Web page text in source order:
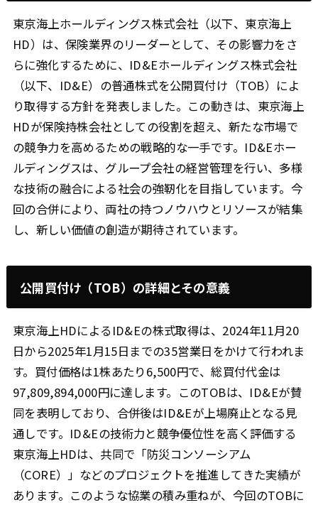
東京海上ホールディングス株式会社（以下、東京海上
HD）は、保険業界のリーダーとして、その影響力をさ
らに強化するために、ID&Eホールディングス株式会社
（以下、ID&E）の普通株式を公開買付け（TOB）によ
り取得する方針を発表しました。この動きは、東京海上
HDが保険持株会社としての役割を超え、新たな市場で
の競争力を高めるための戦略的な一手です。ID&Eホー
ルディングスは、グループ会社の経営管理を行い、多様
な技術の融合による社会の強靭化を目指しています。今
回の合併により、両社の持つノウハウとリソースが結集
し、新しい価値の創造が期待されています。
公開買付け（TOB）の詳細とその意義
東京海上HDによるID&Eの株式取得は、2024年11月20
日から2025年1月15日までの35営業日をかけて行われま
す。買付価格は1株あたり6,500円で、総買付代金は
97,809,894,000円に達します。このTOBは、ID&Eが賛
同を表明しており、合併後はID&Eが上場廃止となる見
通しです。ID&Eの技術力と競争優位性を高く評価する
東京海上HDは、共同で「防災コンソーシアム
（CORE）」などのプロジェクトを推進してきた実績が
あります。このような協業の積み重ねが、今回のTOBに